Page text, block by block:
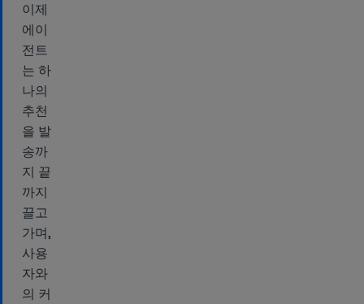
이제
에이
전트
는 하
나의
추천
을 발
송까
지 끝
까지
끌고
가며,
사용
자와
의 커